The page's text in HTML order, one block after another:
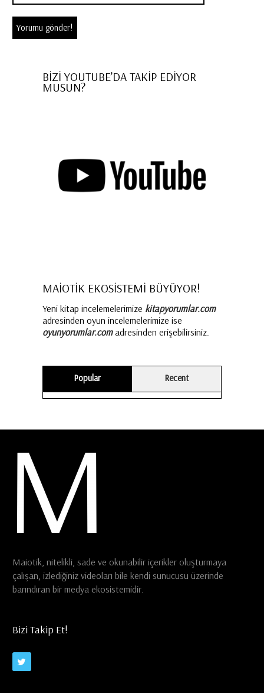
BİZİ YOUTUBE’DA TAKİP EDİYOR
MUSUN?
MAİOTİK EKOSİSTEMİ BÜYÜYOR!
Yeni kitap incelemelerimize kitapyorumlar.com
adresinden oyun incelemelerimize ise
oyunyorumlar.comadresinden erişebilirsiniz.
Popular Recent
Maiotik, nitelikli, sade ve okunabilir içerikler oluşturmaya
çalışan, izlediğiniz videoları bile kendi sunucusu üzerinde
barındıran bir medya ekosistemidir.
Bizi Takip Et!